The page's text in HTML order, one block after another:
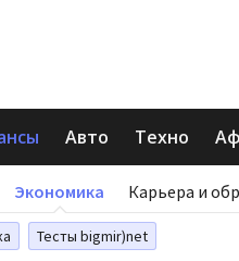
Авто Техно
Экономика Карьера и
Тесты bigmir)net